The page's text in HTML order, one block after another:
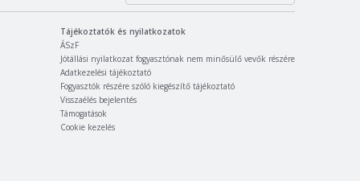
Tájékoztatók és nyilatkozatok
ÁSzF
Jótállási nyilatkozat fogyasztónak nem minősülő vevők részére
Adatkezelési tájékoztató
Fogyasztók részére szóló kiegészítő tájékoztató
Visszaélés bejelentés
Támogatások
Cookie kezelés